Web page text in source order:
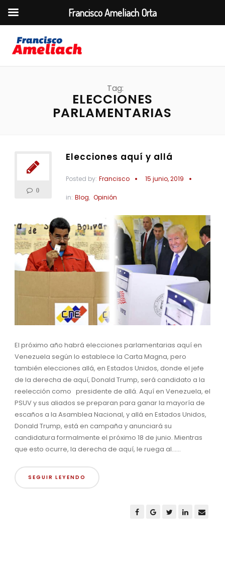
Tag:
ELECCIONES
PARLAMENTARIAS
0
Elecciones aquí y allá
Posted by: Francisco 15 junio, 2019
in: Blog, Opinión
El próximo año habrá elecciones parlamentarias aquí en
Venezuela según lo establece la Carta Magna, pero
también elecciones allá, en Estados Unidos, donde el jefe
de la derecha de aquí, Donald Trump, será candidato a la
reelección como presidente de allá. Aquí en Venezuela, el
PSUV y sus aliados se preparan para ganar la mayoría de
escaños a la Asamblea Nacional, y allá en Estados Unidos,
Donald Trump, está en campaña y anunciará su
candidatura formalmente el próximo 18 de junio. Mientras
que esto ocurre, la derecha de aquí, le ruega al......
SEGUIR LEYENDO
Francisco Ameliach Orta